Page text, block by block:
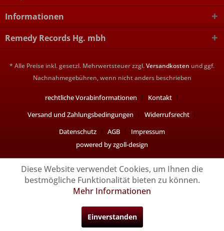
Informationen
Remedy Records Hg. mbh
* Alle Preise inkl. gesetzl. Mehrwertsteuer zzgl.Versandkosten und ggf.
Nachnahmegebühren, wenn nicht anders beschrieben
rechtliche Vorabinformationen
Kontakt
Versand und Zahlungsbedingungen
Widerrufsrecht
Datenschutz
AGB
Impressum
powered by zgoll-design
Diese Website verwendet Cookies, um Ihnen die
bestmögliche Funktionalität bieten zu können.
Mehr Informationen
Einverstanden